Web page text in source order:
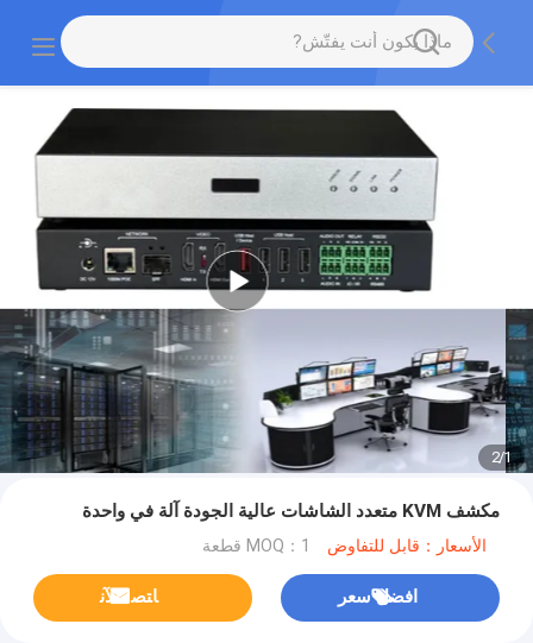
1
/
2
مكشف KVM متعدد الشاشات عالية الجودة آلة في واحدة
الأسعار：قابل للتفاوض MOQ：1 قطعة
افضل سعر ﺎﺘﺼﻟ ﺍﻶﻧ